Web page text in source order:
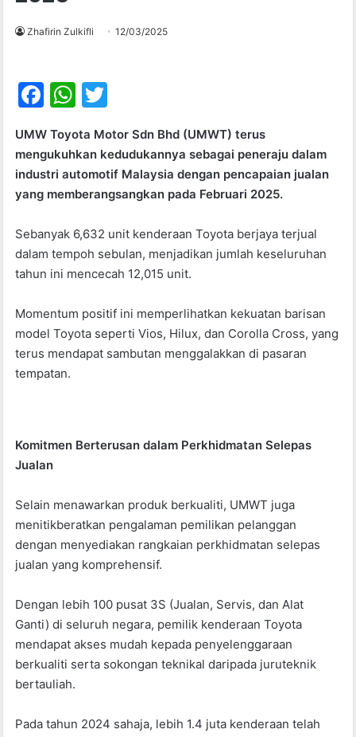
Zhafirin Zulkifli 12/03/2025
F
c
e
b
o
k
W
at
s
A
p
p
itt
er
UMW Toyota Motor Sdn Bhd (UMWT) terus
mengukuhkan kedudukannya sebagai peneraju dalam
industri automotif Malaysia dengan pencapaian jualan
yang memberangsangkan pada Februari 2025.
Sebanyak 6,632 unit kenderaan Toyota berjaya terjual
dalam tempoh sebulan, menjadikan jumlah keseluruhan
tahun ini mencecah 12,015 unit.
Momentum positif ini memperlihatkan kekuatan barisan
model Toyota seperti Vios, Hilux, dan Corolla Cross, yang
terus mendapat sambutan menggalakkan di pasaran
tempatan.
Komitmen Berterusan dalam Perkhidmatan Selepas
Jualan
Selain menawarkan produk berkualiti, UMWT juga
menitikberatkan pengalaman pemilikan pelanggan
dengan menyediakan rangkaian perkhidmatan selepas
jualan yang komprehensif.
Dengan lebih 100 pusat 3S (Jualan, Servis, dan Alat
Ganti) di seluruh negara, pemilik kenderaan Toyota
mendapat akses mudah kepada penyelenggaraan
berkualiti serta sokongan teknikal daripada juruteknik
bertauliah.
Pada tahun 2024 sahaja, lebih 1.4 juta kenderaan telah